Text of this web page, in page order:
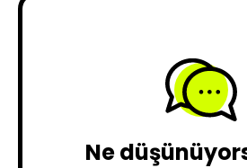
Ne